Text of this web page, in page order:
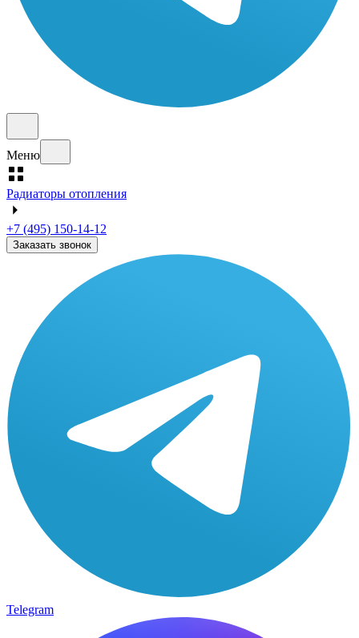
Меню
Радиаторы отопления
+7 (495) 150-14-12
Заказать звонок
Telegram